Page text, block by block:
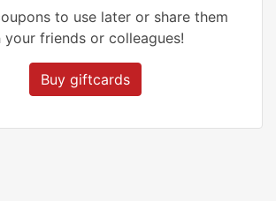
to use later or share them
your friends or colleagues!
Buy giftcards